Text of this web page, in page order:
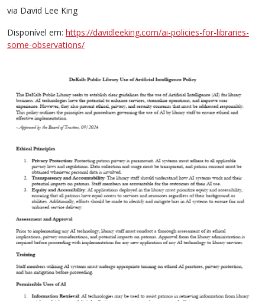
via David Lee King
Disponível em: https://davidleeking.com/ai-policies-for-libraries-
some-observations/